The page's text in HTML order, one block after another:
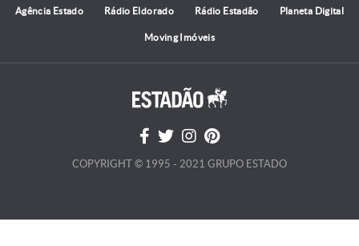
Agência Estado Rádio Eldorado Rádio Estadão Planeta Digital
Moving Imóveis
COPYRIGHT © 1995 - 2021 GRUPO ESTADO